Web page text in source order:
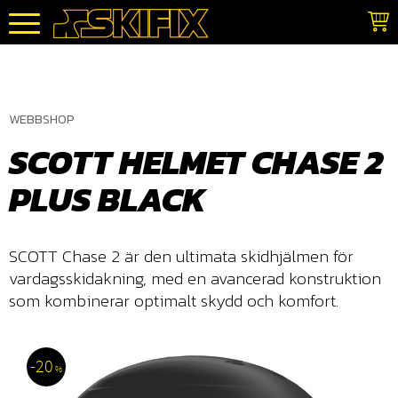
Meny
WEBBSHOP
SCOTT HELMET CHASE 2
PLUS BLACK
​SCOTT Chase 2 är den ultimata skidhjälmen för
vardagsskidakning, med en avancerad konstruktion
som kombinerar optimalt skydd och komfort.
20 %